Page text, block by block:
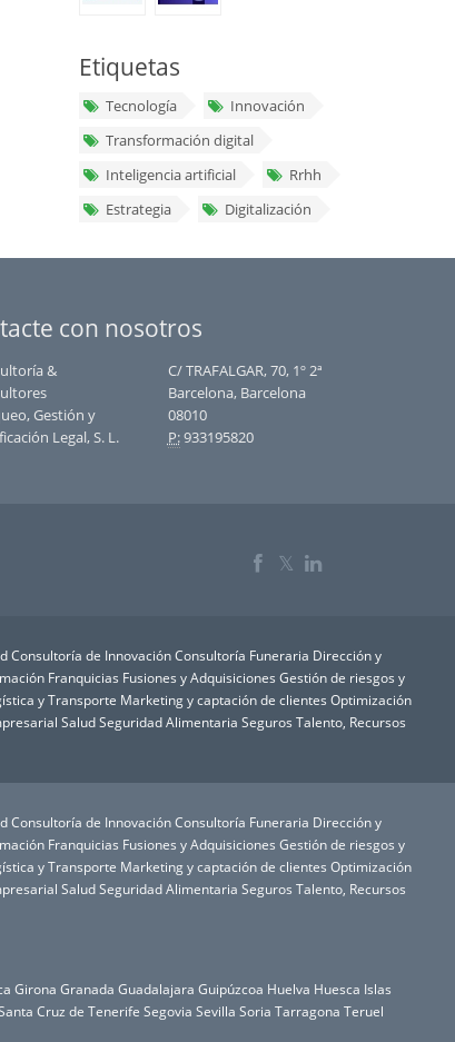
Etiquetas
Tecnología
Innovación
Transformación digital
Inteligencia artificial
Rrhh
Estrategia
Digitalización
con nosotros
&
Gestión y
Legal, S. L.
C/ TRAFALGAR, 70, 1º 2ª
Barcelona, Barcelona
08010
P:933195820
𝕏
Consultoría de Innovación Consultoría Funeraria Dirección y
Franquicias Fusiones y Adquisiciones Gestión de riesgos y
y Transporte Marketing y captación de clientes Optimización
Salud Seguridad Alimentaria Seguros Talento, Recursos
Consultoría de Innovación Consultoría Funeraria Dirección y
Franquicias Fusiones y Adquisiciones Gestión de riesgos y
y Transporte Marketing y captación de clientes Optimización
Salud Seguridad Alimentaria Seguros Talento, Recursos
Girona Granada Guadalajara Guipúzcoa Huelva Huesca Islas
Cruz de Tenerife Segovia Sevilla Soria Tarragona Teruel